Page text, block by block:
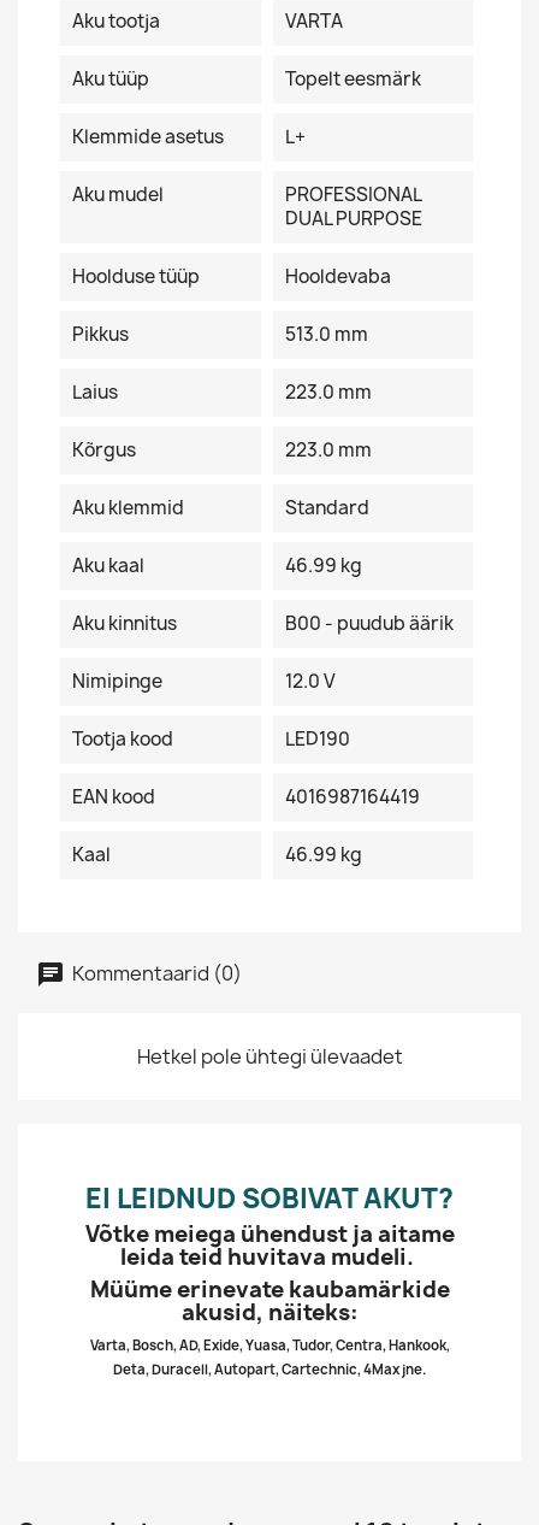
Aku tootja VARTA
Aku tüüp Topelt eesmärk
Klemmide asetus L+
Aku mudel
PROFESSIONAL
DUAL PURPOSE
Hoolduse tüüp Hooldevaba
Pikkus 513.0 mm
Laius 223.0 mm
Kõrgus 223.0 mm
Aku klemmid Standard
Aku kaal 46.99 kg
Aku kinnitus B00 - puudub äärik
Nimipinge 12.0 V
Tootja kood LED190
EAN kood 4016987164419
Kaal 46.99 kg
Kommentaarid (0)
Hetkel pole ühtegi ülevaadet
EI LEIDNUD SOBIVAT AKUT?
Võtke meiega ühendust ja aitame
leida teid huvitava mudeli.
Müüme erinevate kaubamärkide
akusid, näiteks:
Varta, Bosch, AD, Exide, Yuasa, Tudor, Centra, Hankook,
Deta, Duracell, Autopart, Cartechnic, 4Max jne.